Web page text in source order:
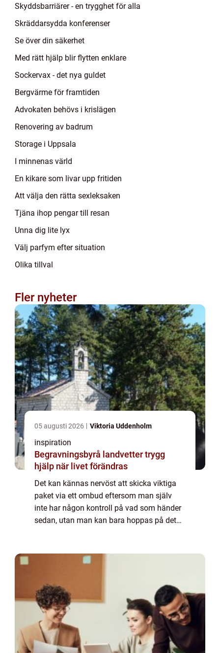
Skyddsbarriärer - en trygghet för alla
Skräddarsydda konferenser
Se över din säkerhet
Med rätt hjälp blir flytten enklare
Sockervax - det nya guldet
Bergvärme för framtiden
Advokaten behövs i krislägen
Renovering av badrum
Storage i Uppsala
I minnenas värld
En kikare som livar upp fritiden
Att välja den rätta sexleksaken
Tjäna ihop pengar till resan
Unna dig lite lyx
Välj parfym efter situation
Olika tillval
Fler nyheter
05 augusti 2026 Viktoria Uddenholm
inspiration
Begravningsbyrå landvetter trygg
hjälp när livet förändras
Det kan kännas nervöst att skicka viktiga
paket via ett ombud eftersom man själv
inte har någon kontroll på vad som händer
sedan, utan man kan bara hoppas på det